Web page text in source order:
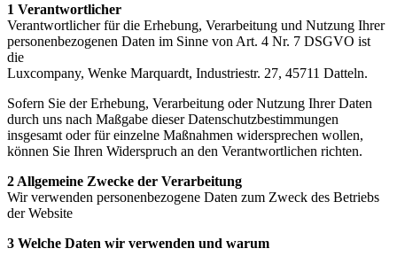
1 Verantwortlicher
Verantwortlicher für die Erhebung, Verarbeitung und Nutzung Ihrer
personenbezogenen Daten im Sinne von Art. 4 Nr. 7 DSGVO ist
die
Luxcompany, Wenke Marquardt, Industriestr. 27, 45711 Datteln.
Sofern Sie der Erhebung, Verarbeitung oder Nutzung Ihrer Daten
durch uns nach Maßgabe dieser Datenschutzbestimmungen
insgesamt oder für einzelne Maßnahmen widersprechen wollen,
können Sie Ihren Widerspruch an den Verantwortlichen richten.
2 Allgemeine Zwecke der Verarbeitung
Wir verwenden personenbezogene Daten zum Zweck des Betriebs
der Website
3 Welche Daten wir verwenden und warum